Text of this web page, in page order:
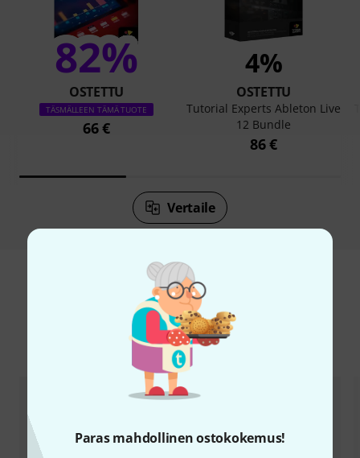
Paras mahdollinen ostokokemus!
82%
OSTETTU
TÄSMÄLLEEN TÄMÄ TUOTE
66 €
4%
OSTETTU
Tutorial Experts Ableton Live
12 Bundle
86 €
Vertaile
Vertaile vaihtoehtoa